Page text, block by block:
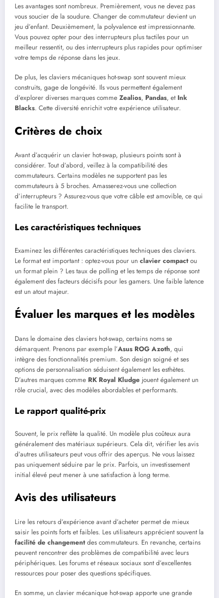
Les avantages sont nombreux. Premièrement, vous ne devez pas
vous soucier de la soudure. Changer de commutateur devient un
jeu d’enfant. Deuxièmement, la polyvalence est impressionnante.
Vous pouvez opter pour des interrupteurs plus tactiles pour un
meilleur ressentit, ou des interrupteurs plus rapides pour optimiser
votre temps de réponse dans les jeux.
De plus, les claviers mécaniques hot-swap sont souvent mieux
construits, gage de longévité. Ils vous permettent également
d’explorer diverses marques comme Zealios, Pandas, et Ink
Blacks. Cette diversité enrichit votre expérience utilisateur.
Critères de choix
Avant d’acquérir un clavier hot-swap, plusieurs points sont à
considérer. Tout d’abord, veillez à la compatibilité des
commutateurs. Certains modèles ne supportent pas les
commutateurs à 5 broches. Amasserez-vous une collection
d’interrupteurs ? Assurez-vous que votre câble est amovible, ce qui
facilite le transport.
Les caractéristiques techniques
Examinez les différentes caractéristiques techniques des claviers.
Le format est important : optez-vous pour un clavier compactou
un format plein ? Les taux de polling et les temps de réponse sont
également des facteurs décisifs pour les gamers. Une faible latence
est un atout majeur.
Évaluer les marques et les modèles
Dans le domaine des claviers hot-swap, certains noms se
démarquent. Prenons par exemple l’Asus ROG Azoth, qui
intègre des fonctionnalités premium. Son design soigné et ses
options de personnalisation séduisent également les esthètes.
D’autres marques comme RK Royal Kludge jouent également un
rôle crucial, avec des modèles abordables et performants.
Le rapport qualité-prix
Souvent, le prix reflète la qualité. Un modèle plus coûteux aura
généralement des matériaux supérieurs. Cela dit, vérifier les avis
d’autres utilisateurs peut vous offrir des aperçus. Ne vous laissez
pas uniquement séduire par le prix. Parfois, un investissement
initial élevé peut mener à une satisfaction à long terme.
Avis des utilisateurs
Lire les retours d’expérience avant d’acheter permet de mieux
saisir les points forts et faibles. Les utilisateurs apprécient souvent la
facilité de changementdes commutateurs. En revanche, certains
peuvent rencontrer des problèmes de compatibilité avec leurs
périphériques. Les forums et réseaux sociaux sont d’excellentes
ressources pour poser des questions spécifiques.
En somme, un clavier mécanique hot-swap apporte une grande